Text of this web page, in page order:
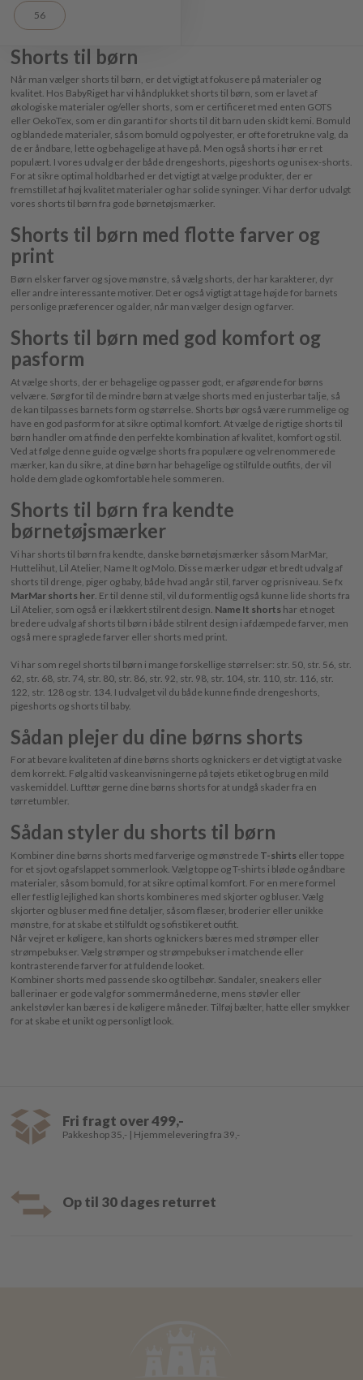
56
Shorts til børn
Når man vælger shorts til børn, er det vigtigt at fokusere på materialer og
kvalitet. Hos BabyRiget har vi håndplukket shorts til børn, som er lavet af
økologiske materialer og/eller shorts, som er certificeret med enten GOTS
eller OekoTex, som er din garanti for shorts til dit barn uden skidt kemi. Bomuld
og blandede materialer, såsom bomuld og polyester, er ofte foretrukne valg, da
de er åndbare, lette og behagelige at have på. Men også shorts i hør er ret
populært. I vores udvalg er der både drengeshorts, pigeshorts og unisex-shorts.
For at sikre optimal holdbarhed er det vigtigt at vælge produkter, der er
fremstillet af høj kvalitet materialer og har solide syninger. Vi har derfor udvalgt
vores shorts til børn fra gode børnetøjsmærker.
Shorts til børn med flotte farver og
print
Børn elsker farver og sjove mønstre, så vælg shorts, der har karakterer, dyr
eller andre interessante motiver. Det er også vigtigt at tage højde for barnets
personlige præferencer og alder, når man vælger design og farver.
Shorts til børn med god komfort og
pasform
At vælge shorts, der er behagelige og passer godt, er afgørende for børns
velvære. Sørg for til de mindre børn at vælge shorts med en justerbar talje, så
de kan tilpasses barnets form og størrelse. Shorts bør også være rummelige og
have en god pasform for at sikre optimal komfort. At vælge de rigtige shorts til
børn handler om at finde den perfekte kombination af kvalitet, komfort og stil.
Ved at følge denne guide og vælge shorts fra populære og velrenommerede
mærker, kan du sikre, at dine børn har behagelige og stilfulde outfits, der vil
holde dem glade og komfortable hele sommeren.
Shorts til børn fra kendte
børnetøjsmærker
Vi har shorts til børn fra kendte, danske børnetøjsmærker såsom MarMar,
Huttelihut, Lil Atelier, Name It og Molo. Disse mærker udgør et bredt udvalg af
shorts til drenge, piger og baby, både hvad angår stil, farver og prisniveau. Se fx
MarMar shorts her. Er til denne stil, vil du formentlig også kunne lide shorts fra
Lil Atelier, som også er i lækkert stilrent design. Name It shortshar et noget
bredere udvalg af shorts til børn i både stilrent design i afdæmpede farver, men
også mere spraglede farver eller shorts med print.
Vi har som regel shorts til børn i mange forskellige størrelser: str. 50, str. 56, str.
62, str. 68, str. 74, str. 80, str. 86, str. 92, str. 98, str. 104, str. 110, str. 116, str.
122, str. 128 og str. 134. I udvalget vil du både kunne finde drengeshorts,
pigeshorts og shorts til baby.
Sådan plejer du dine børns shorts
For at bevare kvaliteten af dine børns shorts og knickers er det vigtigt at vaske
dem korrekt. Følg altid vaskeanvisningerne på tøjets etiket og brug en mild
vaskemiddel. Lufttør gerne dine børns shorts for at undgå skader fra en
tørretumbler.
Sådan styler du shorts til børn
Kombiner dine børns shorts med farverige og mønstrede T-shirtseller toppe
for et sjovt og afslappet sommerlook. Vælg toppe og T-shirts i bløde og åndbare
materialer, såsom bomuld, for at sikre optimal komfort. For en mere formel
eller festlig lejlighed kan shorts kombineres med skjorter og bluser. Vælg
skjorter og bluser med fine detaljer, såsom flæser, broderier eller unikke
mønstre, for at skabe et stilfuldt og sofistikeret outfit.
Når vejret er køligere, kan shorts og knickers bæres med strømper eller
strømpebukser. Vælg strømper og strømpebukser i matchende eller
kontrasterende farver for at fuldende looket.
Kombiner shorts med passende sko og tilbehør. Sandaler, sneakers eller
ballerinaer er gode valg for sommermånederne, mens støvler eller
ankelstøvler kan bæres i de køligere måneder. Tilføj bælter, hatte eller smykker
for at skabe et unikt og personligt look.
Fri fragt over 499,-
Pakkeshop 35,- | Hjemmelevering fra 39,-
Op til 30 dages returret